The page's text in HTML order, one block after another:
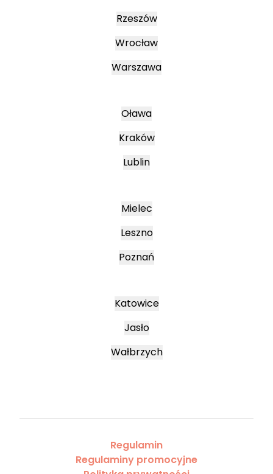
Rzeszów
Wrocław
Warszawa
Oława
Kraków
Lublin
Mielec
Leszno
Poznań
Katowice
Jasło
Wałbrzych
Regulamin
Regulaminy promocyjne